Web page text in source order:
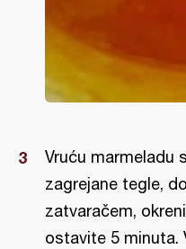
Vruću marmeladu
zagrejane tegle,
zatvaračem,
ostavite 5 minuta.